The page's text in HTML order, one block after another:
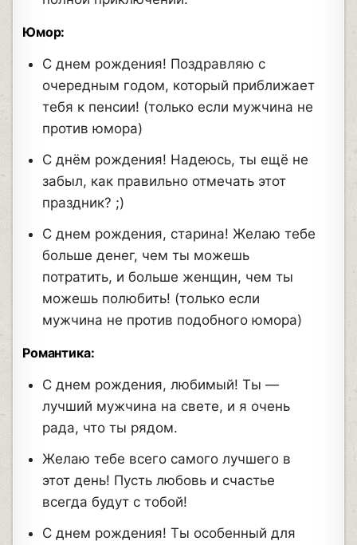
Юмор:
С днем рождения! Поздравляю с
очередным годом, который приближает
тебя к пенсии! (только если мужчина не
против юмора)
С днём рождения! Надеюсь, ты ещё не
забыл, как правильно отмечать этот
праздник? ;)
С днем рождения, старина! Желаю тебе
больше денег, чем ты можешь
потратить, и больше женщин, чем ты
можешь полюбить! (только если
мужчина не против подобного юмора)
Романтика:
С днем рождения, любимый! Ты —
лучший мужчина на свете, и я очень
рада, что ты рядом.
Желаю тебе всего самого лучшего в
этот день! Пусть любовь и счастье
всегда будут с тобой!
С днем рождения! Ты особенный для